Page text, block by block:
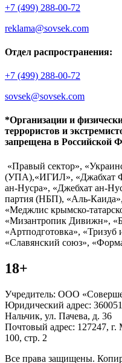
+7 (499) 288-00-72
reklama@sovsek.com
Отдел распространения:
+7 (499) 288-00-72
sovsek@sovsek.com
*Организации и
террористов и
запрещена в Российской
«Правый сектор»,
(УПА),«ИГИЛ», «Джабхат
ан-Нусра», «Джебхат ан-
партия (НБП), «Аль-
«Меджлис крымско-
«Мизантропик Дивижн»,
«Артподготовка»,
«Славянский союз»,
18+
Учредитель: ООО
Юридический адрес:
Нальчик, ул. Пачева, д. 36
Почтовый адрес: 127247,
100, стр. 2
Все права защищены.